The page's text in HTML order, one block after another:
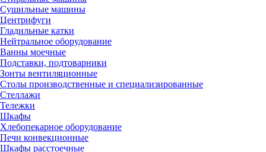
Сушильные машины
Центрифуги
Гладильные катки
Нейтральное оборудование
Ванны моечные
Подставки, подтоварники
Зонты вентиляционные
Столы производственные и специализированные
Стеллажи
Тележки
Шкафы
Хлебопекарное оборудование
Печи конвекционные
Шкафы расстоечные